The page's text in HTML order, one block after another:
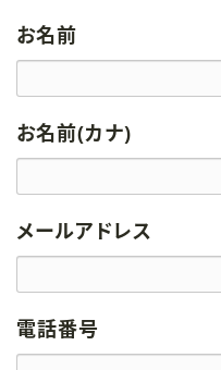
お名前
お名前(カナ)
メールアドレス
電話番号